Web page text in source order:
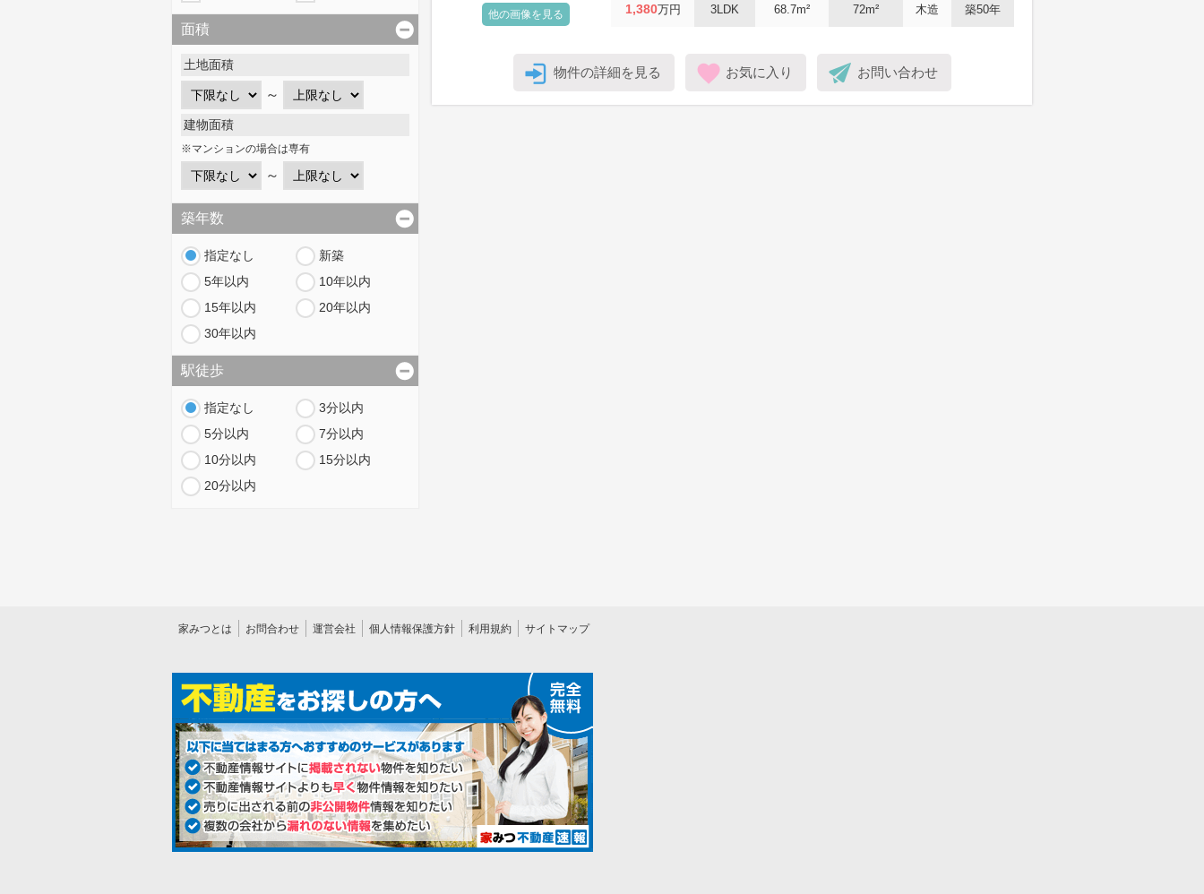
面積
土地面積
～
建物面積
※マンションの場合は専有
～
築年数
指定なし
新築
5年以内
10年以内
15年以内
20年以内
30年以内
駅徒歩
指定なし
3分以内
5分以内
7分以内
10分以内
15分以内
20分以内
他の画像を見る 1,380万円 3LDK 68.7m² 72m² 木造 築50年
物件の詳細を見る お気に入り お問い合わせ
家みつとは お問合わせ 運営会社 個人情報保護方針 利用規約 サイトマップ